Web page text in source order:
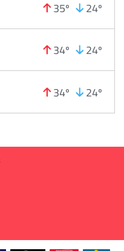
35º 24º
34º 24º
34º 24º